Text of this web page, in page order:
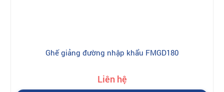
Ghế giảng đường nhập khẩu FMGD180
Liên hệ